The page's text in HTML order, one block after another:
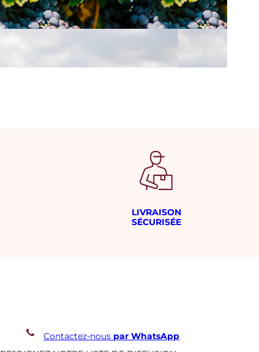
LIVRAISON
SÉCURISÉE
Contactez-nous par WhatsApp